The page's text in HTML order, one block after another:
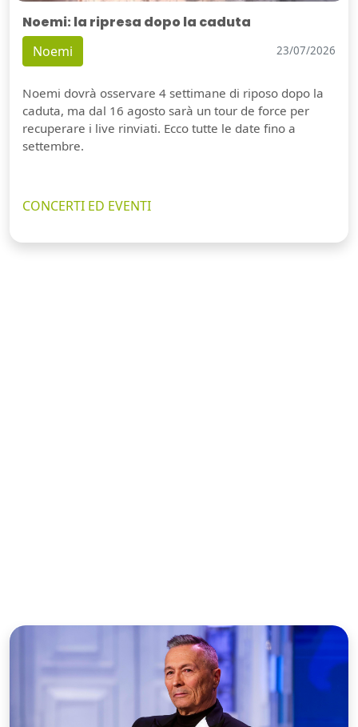
Noemi: la ripresa dopo la caduta
Noemi 23/07/2026
Noemi dovrà osservare 4 settimane di riposo dopo la
caduta, ma dal 16 agosto sarà un tour de force per
recuperare i live rinviati. Ecco tutte le date fino a
settembre.
CONCERTI ED EVENTI